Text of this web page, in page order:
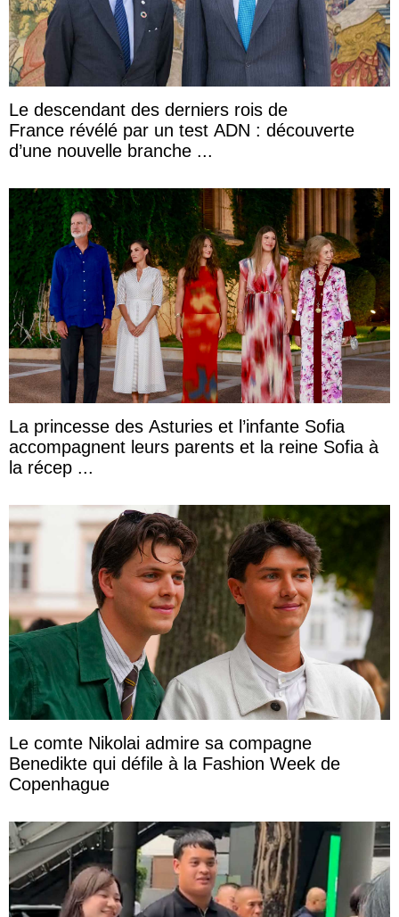
Le descendant des derniers rois de
France révélé par un test ADN : découverte
d’une nouvelle branche ...
La princesse des Asturies et l’infante Sofia
accompagnent leurs parents et la reine Sofia à
la récep ...
Le comte Nikolai admire sa compagne
Benedikte qui défile à la Fashion Week de
Copenhague